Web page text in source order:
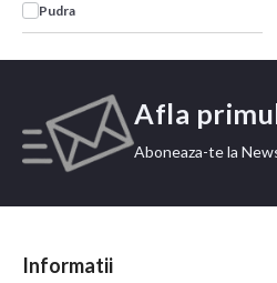
Pudra
Afla
Aboneaza-te la
Informatii